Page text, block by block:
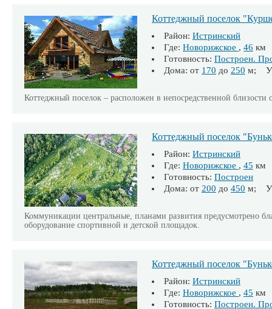
Коттеджный поселок
Район: Истринский
Где: Новорижское , 46 км
Готовность: Построен.
Дома: от 170 до 250 м;
Коттеджный поселок – расположен в непосредственной близости
Коттеджный поселок
Район: Истринский
Где: Новорижское , 45 км
Готовность: Построен
Дома: от 200 до 450 м;
Коммуникации центральные, планами развития предусмотрено
оборудование спортивной и детской площадок.
Коттеджный поселок
Район: Истринский
Где: Новорижское , 45 км
Готовность: Построен.